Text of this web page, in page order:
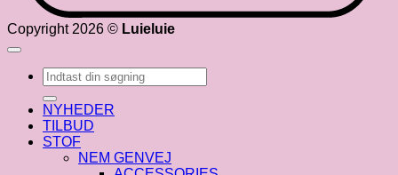
Copyright 2026 © Luieluie
Søg
efter:
NYHEDER
TILBUD
STOF
NEM GENVEJ